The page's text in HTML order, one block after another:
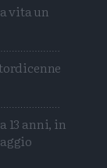
vita un
13 anni, in